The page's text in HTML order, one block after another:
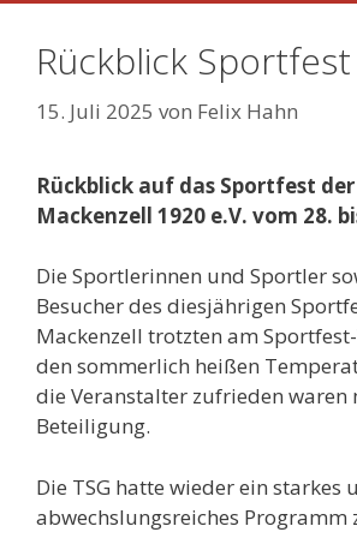
Rückblick
15. Juli 2025 von Felix Hahn
Rückblick auf das Sportfest der
Mackenzell 1920 e.V. vom 28.
Die Sportlerinnen und Sportler
Besucher des diesjährigen
Mackenzell trotzten am
den sommerlich heißen
die Veranstalter zufrieden waren
Beteiligung.
Die TSG hatte wieder ein starkes
abwechslungsreiches Programm